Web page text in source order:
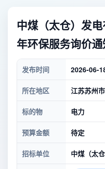
中煤（太仓）发
年环保服务询价
发布时间 2026-06-
所在地区 江苏苏州市
标的物 电力
预算金额 待定
招标单位 中煤（太